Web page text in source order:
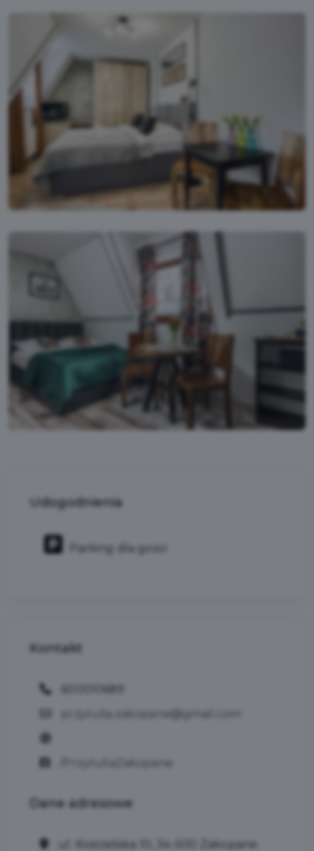
Udogodnienia
Parking dla gości
Kontakt
przytulia.zakopane@gmail.com
Dane adresowe
ul. Kościeliska 10, 34-500 Zakopane